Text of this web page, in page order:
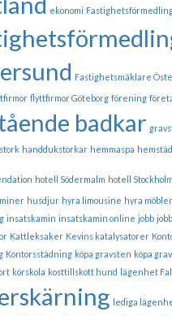
ekonomi
Fastighetsmäklare
flyttfirmor Göteborg förening
badkar
handdukstorkar hemmaspa
hotell Södermalm hotell Stockholm
husdjur hyra limousine hyra möbler
insatskamin insatskamin online jobb
Kattleksaker Kevins katalysatorer
Kontorsstädning köpa gravsten köpa
körskola kosttillskott hund lägenhet
lediga